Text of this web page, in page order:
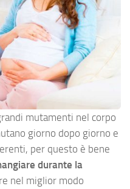
mutamenti nel corpo
giorno dopo giorno e
per questo è bene
durante la
nel miglior modo